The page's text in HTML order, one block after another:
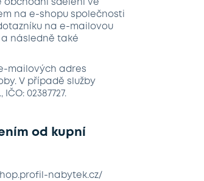
obchodní sdělení ve
na e-shopu společnosti
dotazníku na e-mailovou
následně také
e-mailových adres
V případě služby
02387727.
od kupní
nabytek.cz/